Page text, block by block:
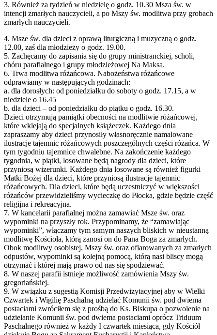
3. Również za tydzień w niedzielę o godz. 10.30 Msza św. w
intencji zmarłych nauczycieli, a po Mszy św. modlitwa przy grobach
zmarłych nauczycieli.
4. Msze św. dla dzieci z oprawą liturgiczną i muzyczną o godz.
12.00, zaś dla młodzieży o godz. 19.00.
5. Zachęcamy do zapisania się do grupy ministranckiej, scholi,
chóru parafialnego i grupy młodzieżowej Na Maksa.
6. Trwa modlitwa różańcowa. Nabożeństwa różańcowe
odprawiamy w następujących godzinach:
a. dla dorosłych: od poniedziałku do soboty o godz. 17.15, a w
niedziele o 16.45
b. dla dzieci – od poniedziałku do piątku o godz. 16.30.
Dzieci otrzymują pamiątki obecności na modlitwie różańcowej,
które wklejają do specjalnych książeczek. Każdego dnia
zapraszamy aby dzieci przynosiły własnoręcznie namalowane
ilustracje tajemnic różańcowych poszczególnych części różańca. W
tym tygodniu tajemnice chwalebne. Na zakończenie każdego
tygodnia, w piątki, losowane będą nagrody dla dzieci, które
przyniosą wizerunki. Każdego dnia losowane są również figurki
Matki Bożej dla dzieci, które przyniosą ilustracje tajemnic
różańcowych. Dla dzieci, które będą uczestniczyć w większości
różańców przewidzieliśmy wycieczkę do Płocka, gdzie będzie część
religijna i rekreacyjna.
7. W kancelarii parafialnej można zamawiać Msze św. oraz
wypominki na przyszły rok. Przypominamy, że “zamawiając
wypominki”, włączamy tym samym naszych bliskich w nieustanną
modlitwę Kościoła, którą zanosi on do Pana Boga za zmarłych.
Obok modlitwy osobistej, Mszy św. oraz ofiarowanych za zmarłych
odpustów, wypominki są kolejną pomocą, którą nasi bliscy mogą
otrzymać i której mają prawo od nas się spodziewać.
8. W naszej parafii istnieje możliwość zamówienia Mszy św.
gregoriańskiej.
9. W związku z sugestią Komisji Przedwizytacyjnej aby w Wielki
Czwartek i Wigilię Paschalną udzielać Komunii św. pod dwiema
postaciami zwróciłem się z prośbą do Ks. Biskupa o pozwolenie na
udzielanie Komunii św. pod dwiema postaciami oprócz Triduum
Paschalnego również w każdy I czwartek miesiąca, gdy Kościół